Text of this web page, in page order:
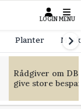
LOGIN MENU
Planter
Rådgiver om
give store